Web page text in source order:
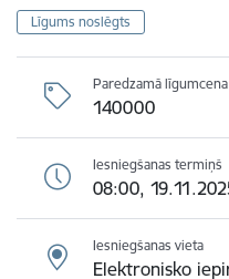
Līgums noslēgts
Paredzamā līgumcena
140000
Iesniegšanas termiņš
08:00,
Iesniegšanas vieta
Elektronisko